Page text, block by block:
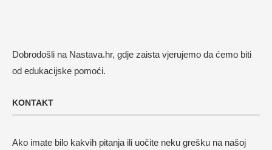
Dobrodošli na Nastava.hr, gdje zaista vjerujemo da ćemo biti
od edukacijske pomoći.
KONTAKT
Ako imate bilo kakvih pitanja ili uočite neku grešku na našoj